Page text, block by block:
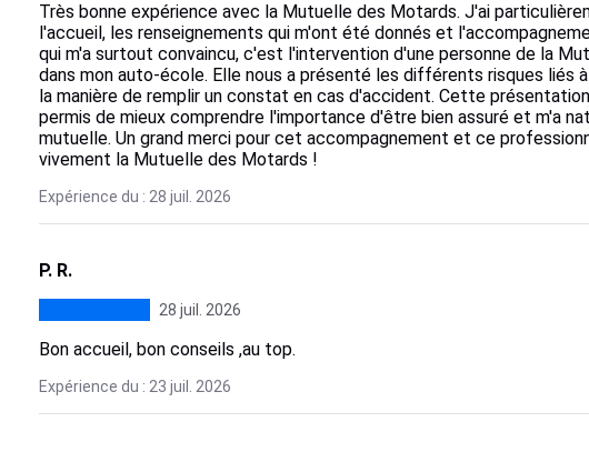
Très bonne expérience avec la Mutuelle des Motards. J'ai
l'accueil, les renseignements qui m'ont été donnés et
qui m'a surtout convaincu, c'est l'intervention d'une personne de la
dans mon auto-école. Elle nous a présenté les différents risques liés
la manière de remplir un constat en cas d'accident. Cette
permis de mieux comprendre l'importance d'être bien assuré et m'a
mutuelle. Un grand merci pour cet accompagnement et ce
vivement la Mutuelle des Motards !
Expérience du : 28 juil. 2026
P. R.
28 juil. 2026
Bon accueil, bon conseils ,au top.
Expérience du : 23 juil. 2026